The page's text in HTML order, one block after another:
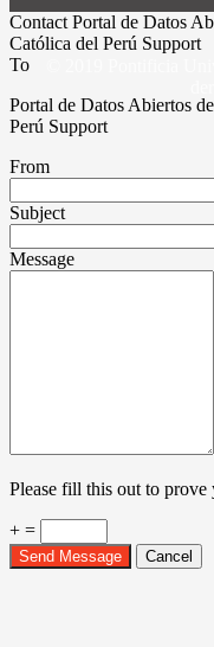
Contact Portal de Datos
Católica del Perú Support
To
Portal de Datos Abiertos
Perú Support
From
Subject
Message
Please fill this out to prove
+ =
Send Message Cancel